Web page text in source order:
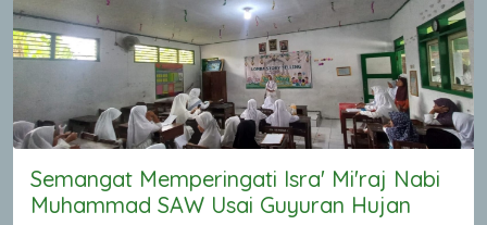
Semangat Memperingati Isra' Mi'raj Nabi
Muhammad SAW Usai Guyuran Hujan